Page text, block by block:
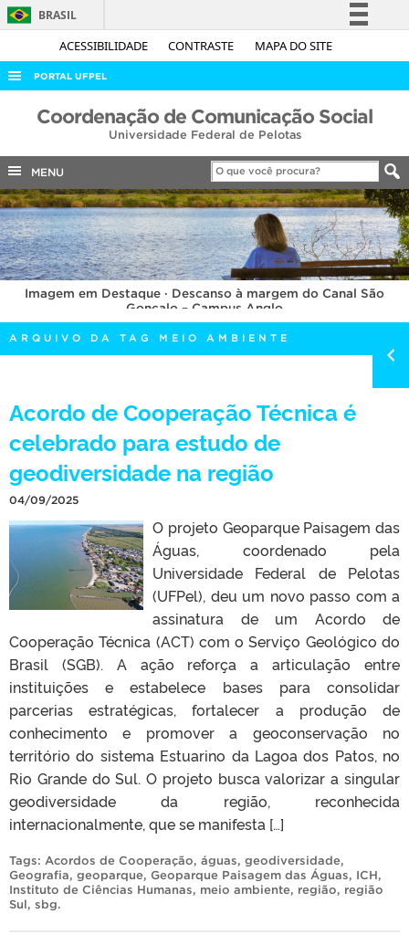
ACESSIBILIDADE CONTRASTE MAPA DO SITE
BRASIL
Simplifique!
Acesso à informação
Legislação
Canais
PORTAL UFPEL
ACESSO À INFORMAÇÃO
COBALTO
CONCURSOS
EDITAIS
INTERNACIONAL
OUVIDORIA
PORTARIAS
TELEFONES
Coordenação de Comunicação Social
Universidade Federal de Pelotas
MENU
Imagem em Destaque · Descanso à margem do Canal São
Gonçalo – Campus Anglo
ARQUIVO DA TAG MEIO AMBIENTE
Acordo de Cooperação Técnica é
celebrado para estudo de
geodiversidade na região
04/09/2025
O projeto Geoparque Paisagem das
Águas, coordenado pela
Universidade Federal de Pelotas
(UFPel), deu um novo passo com a
assinatura de um Acordo de
Cooperação Técnica (ACT) com o Serviço Geológico do
Brasil (SGB). A ação reforça a articulação entre
instituições e estabelece bases para consolidar
parcerias estratégicas, fortalecer a produção de
conhecimento e promover a geoconservação no
território do sistema Estuarino da Lagoa dos Patos, no
Rio Grande do Sul. O projeto busca valorizar a singular
geodiversidade da região, reconhecida
internacionalmente, que se manifesta […]
Tags: Acordos de Cooperação, águas, geodiversidade,
Geografia, geoparque, Geoparque Paisagem das Águas, ICH,
Instituto de Ciências Humanas, meio ambiente, região, região
Sul, sbg.